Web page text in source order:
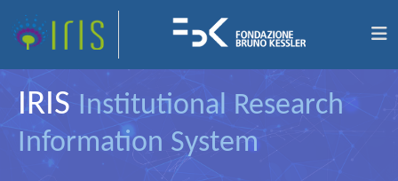
IRIS Institutional Research
Information System